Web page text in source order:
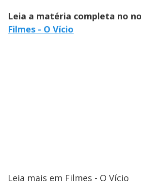
Leia a matéria completa no
Filmes - O Vício
Leia mais em Filmes - O Vício